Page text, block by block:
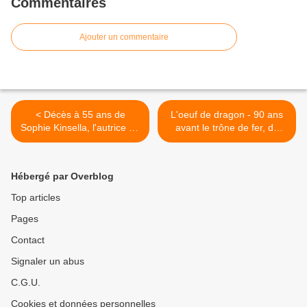
Ajouter un commentaire
< Décès à 55 ans de
Sophie Kinsella, l'autrice de
Confessions d’une accro au
L'oeuf de dragon - 90 ans
avant le trône de fer, de
George .R.R. Martin >
Hébergé par Overblog
Top articles
Pages
Contact
Signaler un abus
C.G.U.
Cookies et données personnelles